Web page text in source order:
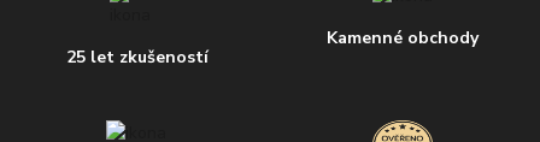
25 let zkušeností
Kamenné obchody